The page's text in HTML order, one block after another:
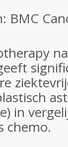
BMC
in
chemo.